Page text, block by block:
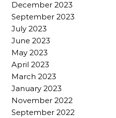
December 2023
September 2023
July 2023
June 2023
May 2023
April 2023
March 2023
January 2023
November 2022
September 2022